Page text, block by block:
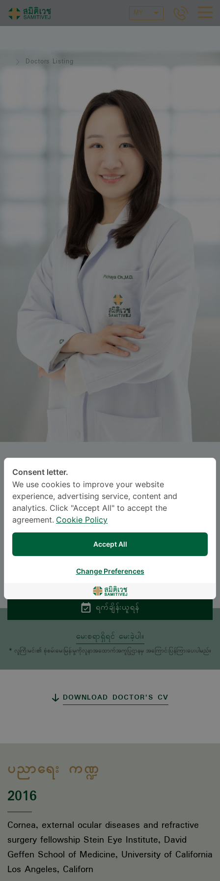
MY
Doctors Listing
PICHAYA CHUEPHANICH, M.D.
ဆစ်မီတဝေ့ ဆရီနာခရင်
Specialties: Ophthalmology-
Ophthalmology
ဘာသာစကား
THAI
ရက်ချိန်းယူရန်
မေးစရာရှိရင် မေးခဲ့ပါ။
* လူကြီးမင်း၏ စုံစမ်းမေးမြန်းမှုကိုလူနာအထောက်အကူပြုဌာနမှ အကြောင်းပြန်ကြားပေးပါမည်။
DOWNLOAD DOCTOR'S CV
ပညာရေး ကဏ္ဍ
2016
Cornea, external ocular diseases and refractive
surgery fellowship Stein Eye Institute, David
Geffen School of Medicine, University of California
Los Angeles, Californ
Consent letter.
We use cookies to improve your website
experience, advertising service, content and
analytics. Click "Accept All" to accept the
agreement. Cookie Policy
Accept All
Change Preferences